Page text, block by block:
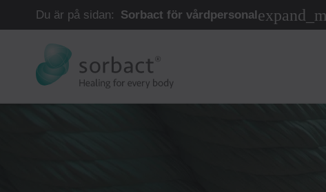
Hoppa till innehåll
Du är på sidan: Sorbact för vårdpersonal